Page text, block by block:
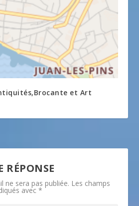
et Art
RÉPONSE
ne sera pas publiée. Les champs
avec*